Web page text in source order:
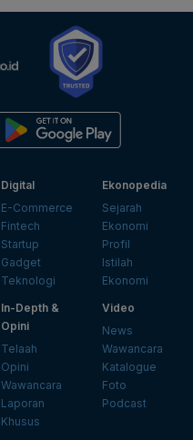
Digital
E-Commerce
Fintech
Startup
Gadget
Teknologi
Ekonopedia
Sejarah
Ekonomi
Profil
Istilah
Ekonomi
In-Depth &
Opini
Telaah
Opini
Wawancara
Laporan
Khusus
Video
News
Wawancara
Katalogue
Foto
Podcast